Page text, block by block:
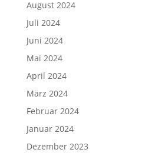
August 2024
Juli 2024
Juni 2024
Mai 2024
April 2024
März 2024
Februar 2024
Januar 2024
Dezember 2023